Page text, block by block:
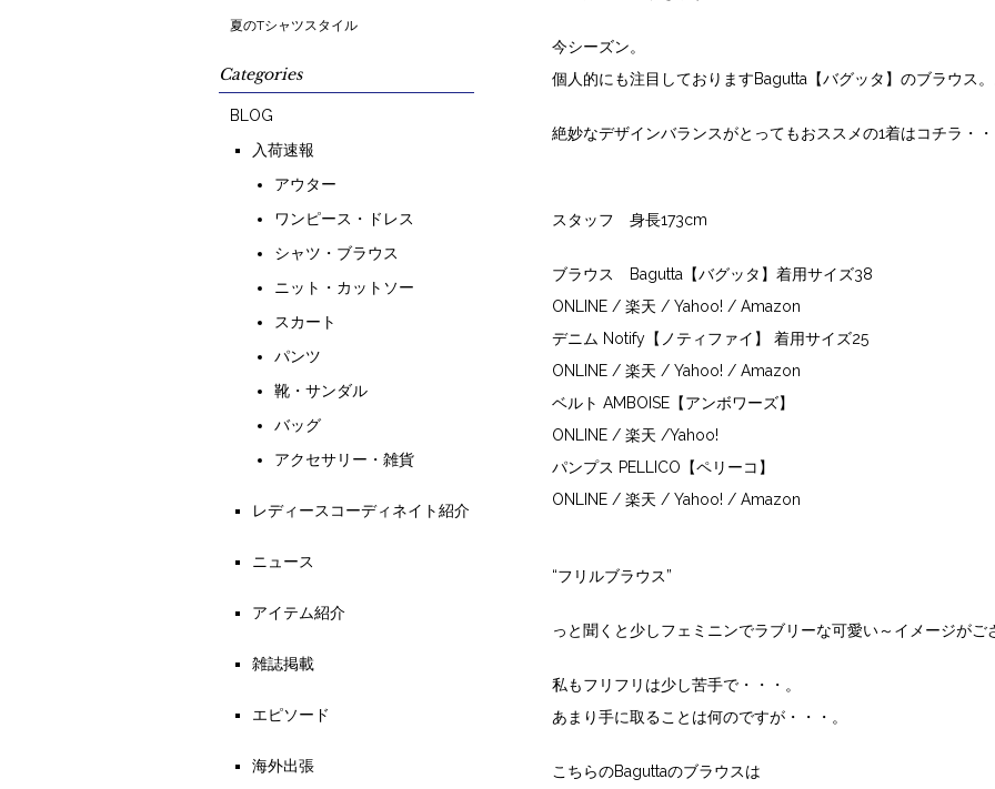
今シーズン。
個人的にも注目しておりますBagutta【バグッタ】のブラウス。
絶妙なデザインバランスがとってもおススメの1着はコチラ・・
スタッフ 身長173cm
ブラウス Bagutta【バグッタ】着用サイズ38
ONLINE / 楽天 / Yahoo! / Amazon
デニム Notify【ノティファイ】 着用サイズ25
ONLINE / 楽天 / Yahoo! / Amazon
ベルト AMBOISE【アンボワーズ】
ONLINE / 楽天 /Yahoo!
パンプス PELLICO【ペリーコ】
ONLINE / 楽天 / Yahoo! / Amazon
“フリルブラウス”
っと聞くと少しフェミニンでラブリーな可愛い～イメージがご
私もフリフリは少し苦手で・・・。
あまり手に取ることは何のですが・・・。
こちらのBaguttaのブラウスは
夏のTシャツスタイル
Categories
BLOG
入荷速報
アウター
ワンピース・ドレス
シャツ・ブラウス
ニット・カットソー
スカート
パンツ
靴・サンダル
バッグ
アクセサリー・雑貨
レディースコーディネイト紹介
ニュース
アイテム紹介
雑誌掲載
エピソード
海外出張